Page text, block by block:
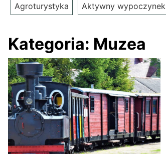
Agroturystyka Aktywny wypoczynek
Kategoria: Muzea